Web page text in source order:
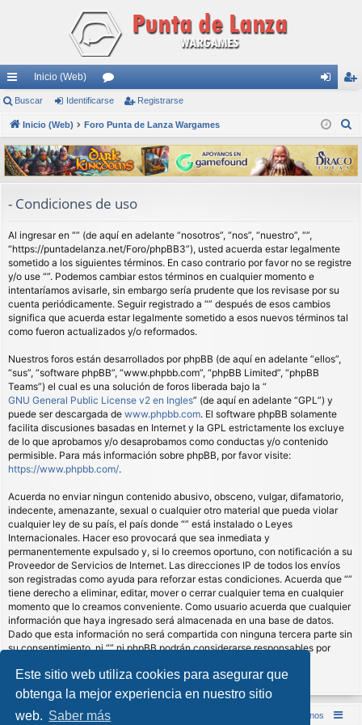
Este sitio web utiliza cookies para asegurar que
obtenga la mejor experiencia en nuestro sitio
web. Saber más
nl
ac
es
rá
s
Inicio (Web)
or
os nti
fic
ar
ist
ra
rs
Buscar Identificarse Registrarse
Inicio (Web) Foro Punta de Lanza Wargames
s
c
- Condiciones de uso
Al ingresar en “” (de aquí en adelante “nosotros”, “nos”, “nuestro”, “”,
“https://puntadelanza.net/Foro/phpBB3”), usted acuerda estar legalmente
sometido a los siguientes términos. En caso contrario por favor no se registre
y/o use “”. Podemos cambiar estos términos en cualquier momento e
intentaríamos avisarle, sin embargo sería prudente que los revisase por su
cuenta periódicamente. Seguir registrado a “” después de esos cambios
significa que acuerda estar legalmente sometido a esos nuevos términos tal
como fueron actualizados y/o reformados.
Nuestros foros están desarrollados por phpBB (de aquí en adelante “ellos”,
“sus”, “software phpBB”, “www.phpbb.com”, “phpBB Limited”, “phpBB
Teams”) el cual es una solución de foros liberada bajo la “
GNU General Public License v2 en Ingles” (de aquí en adelante “GPL”) y
puede ser descargada de www.phpbb.com. El software phpBB solamente
facilita discusiones basadas en Internet y la GPL estrictamente los excluye
de lo que aprobamos y/o desaprobamos como conductas y/o contenido
permisible. Para más información sobre phpBB, por favor visite:
https://www.phpbb.com/.
Acuerda no enviar ningun contenido abusivo, obsceno, vulgar, difamatorio,
indecente, amenazante, sexual o cualquier otro material que pueda violar
cualquier ley de su país, el país donde “” está instalado o Leyes
Internacionales. Hacer eso provocará que sea inmediata y
permanentemente expulsado y, si lo creemos oportuno, con notificación a su
Proveedor de Servicios de Internet. Las direcciones IP de todos los envíos
son registradas como ayuda para reforzar estas condiciones. Acuerda que “”
tiene derecho a eliminar, editar, mover o cerrar cualquier tema en cualquier
momento que lo creamos conveniente. Como usuario acuerda que cualquier
información que haya ingresado será almacenada en una base de datos.
Dado que esta información no será compartida con ninguna tercera parte sin
su consentimiento, ni “” ni phpBB podrán considerarse responsables por
comprometidos.
Inicio (Web) Foro Punta de Lanza Wargames Contáctenos